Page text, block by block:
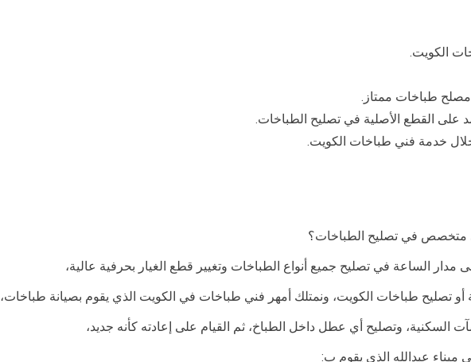
الكويت.
مصلح طباخات ممتاز.
القطع الأصلية في تصليح الطباخات.
خدمة فني طباخات الكويت.
متخصص في تصليح الطباخات؟
الساعة في تصليح جميع أنواع الطباخات وتغيير قطع الغيار بحرفية عالية،
أو تصليح طباخات الكويت، ونمتلك أمهر فني طباخات في الكويت الذي يقوم بصيانة طباخات،
السكنية، وتصليح أي عطل داخل الطباخ، ثم القيام على إعادته كأنه جديد،
عبدالله الذي يقوم ب: